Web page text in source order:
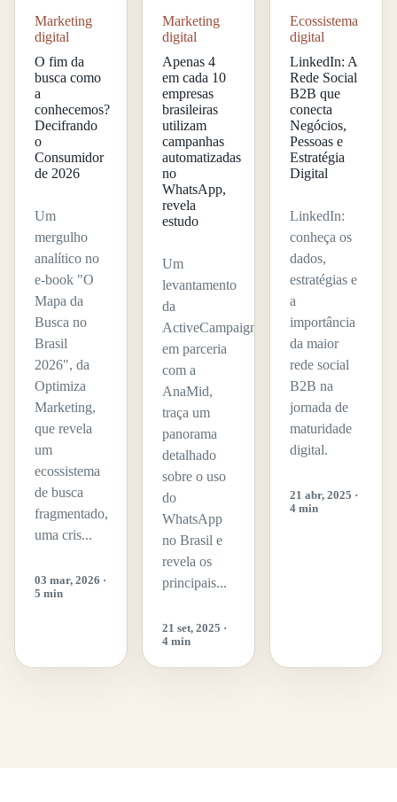
Marketing
digital
O fim da
busca como
a
conhecemos?
Decifrando
o
Consumidor
de 2026
Um
mergulho
analítico no
e-book "O
Mapa da
Busca no
Brasil
2026", da
Optimiza
Marketing,
que revela
um
ecossistema
de busca
fragmentado,
uma cris...
03 mar, 2026 ·
5 min
Marketing
digital
Apenas 4
em cada 10
empresas
brasileiras
utilizam
campanhas
automatizadas
no
WhatsApp,
revela
estudo
Um
levantamento
da
ActiveCampaign,
em parceria
com a
AnaMid,
traça um
panorama
detalhado
sobre o uso
do
WhatsApp
no Brasil e
revela os
principais...
21 set, 2025 ·
4 min
Ecossistema
digital
LinkedIn: A
Rede Social
B2B que
conecta
Negócios,
Pessoas e
Estratégia
Digital
LinkedIn:
conheça os
dados,
estratégias e
a
importância
da maior
rede social
B2B na
jornada de
maturidade
digital.
21 abr, 2025 ·
4 min